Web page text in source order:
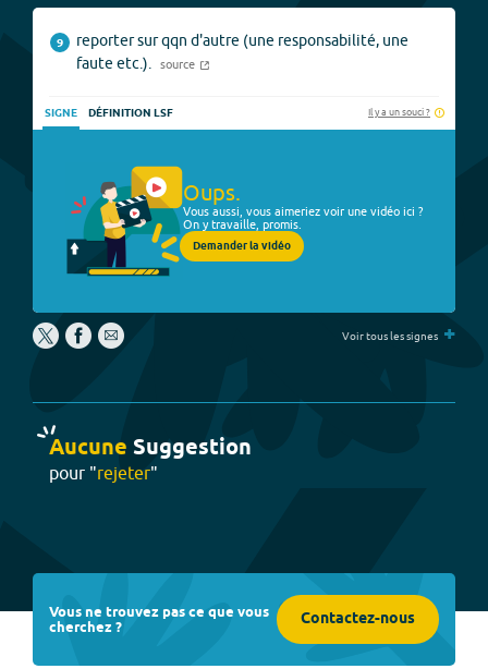
9
reporter sur qqn d'autre (une responsabilité, une
faute etc.).
source
SIGNE DÉFINITION LSF Il y a un souci ?
Oups.
Vous aussi, vous aimeriez voir une vidéo ici ?
On y travaille, promis.
Demander la vidéo
Voir tous les signes +
Aucune Suggestion
pour "rejeter"
Vous ne trouvez pas ce que vous
cherchez ? Contactez-nous